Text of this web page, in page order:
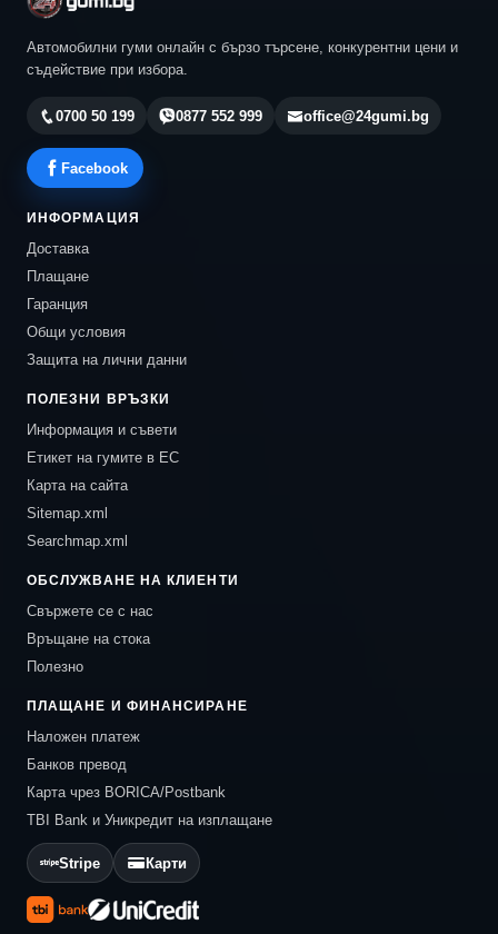
Автомобилни гуми онлайн с бързо търсене, конкурентни цени и
съдействие при избора.
0700 50 199 0877 552 999 office@24gumi.bg
Facebook
ИНФОРМАЦИЯ
Доставка
Плащане
Гаранция
Общи условия
Защита на лични данни
ПОЛЕЗНИ ВРЪЗКИ
Информация и съвети
Етикет на гумите в ЕС
Карта на сайта
Sitemap.xml
Searchmap.xml
ОБСЛУЖВАНЕ НА КЛИЕНТИ
Свържете се с нас
Връщане на стока
Полезно
ПЛАЩАНЕ И ФИНАНСИРАНЕ
Наложен платеж
Банков превод
Карта чрез BORICA/Postbank
TBI Bank и Уникредит на изплащане
Stripe Карти